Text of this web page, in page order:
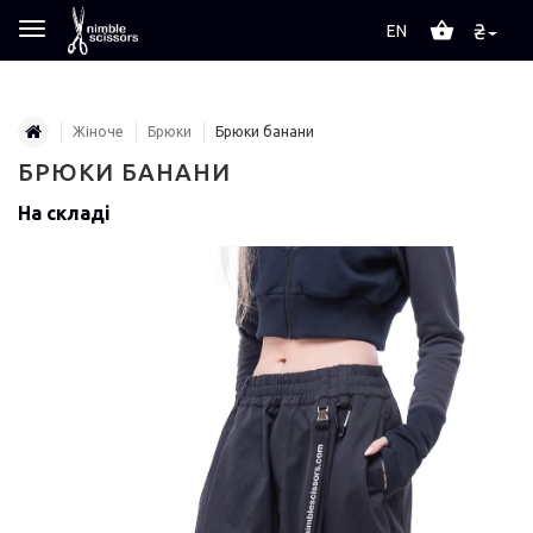
₴
EN
Жіноче Брюки Брюки банани
БРЮКИ БАНАНИ
На складі